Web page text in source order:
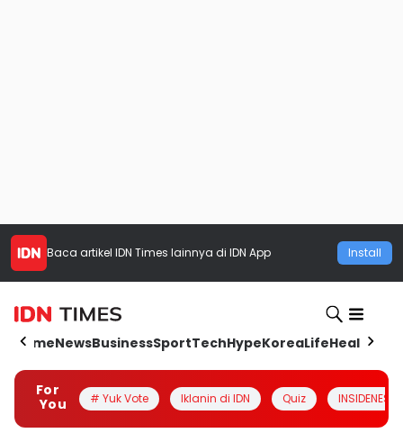
Baca artikel IDN Times lainnya di IDN App Install
HomeNewsBusinessSportTechHypeKoreaLifeHealth
For
You
# Yuk Vote Iklanin di IDN Quiz INSIDENESIA